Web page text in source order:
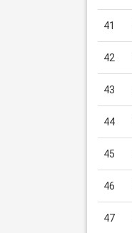
41
42
43
44
45
46
47